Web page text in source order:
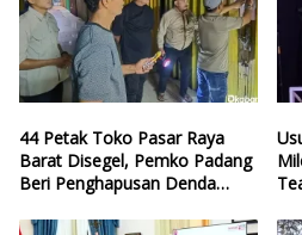
44 Petak Toko Pasar Raya
Barat Disegel, Pemko Padang
Beri Penghapusan Denda